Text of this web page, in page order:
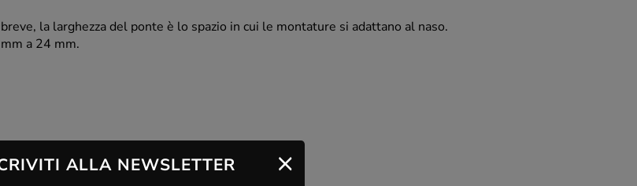
la larghezza del ponte è lo spazio in cui le montature si adattano al naso.
a 24 mm.
ALLA NEWSLETTER